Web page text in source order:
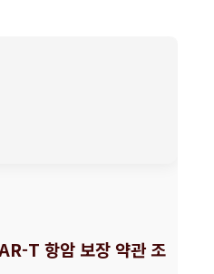
T 항암 보장 약관 조